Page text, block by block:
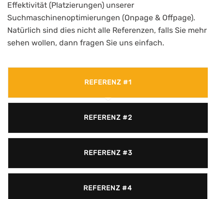
Effektivität (Platzierungen) unserer
Suchmaschinenoptimierungen (Onpage & Offpage).
Natürlich sind dies nicht alle Referenzen, falls Sie mehr
sehen wollen, dann fragen Sie uns einfach.
REFERENZ #1
REFERENZ #2
REFERENZ #3
REFERENZ #4